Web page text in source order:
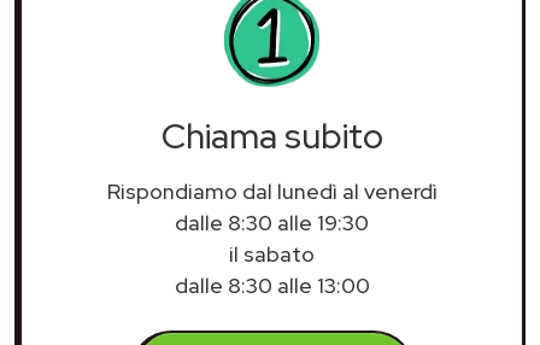
Chiama subito
Rispondiamo dal lunedì al venerdì
dalle 8:30 alle 19:30
il sabato
dalle 8:30 alle 13:00